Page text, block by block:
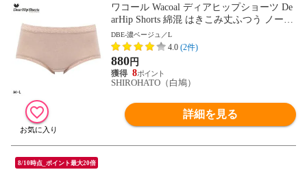
ワコール Wacoal ディアヒップショーツ De
arHip Shorts 綿混 はきこみ丈ふつう ノーマ
ルショーツ ML
DBE-濃ベージュ／L
4.0 (2件)
880円
8
SHIROHATO（白鳩）
詳細を見る
8/10時点_ポイント最大20倍